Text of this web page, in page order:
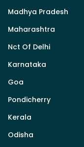
Madhya Pradesh
Maharashtra
Nct Of Delhi
Karnataka
Goa
Pondicherry
Kerala
Odisha